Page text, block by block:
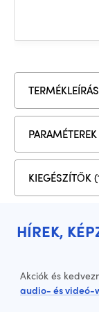
TERMÉKLEÍRÁS
PARAMÉTEREK
KIEGÉSZÍTŐK
HÍREK,
Akciók és
audio- és videó-